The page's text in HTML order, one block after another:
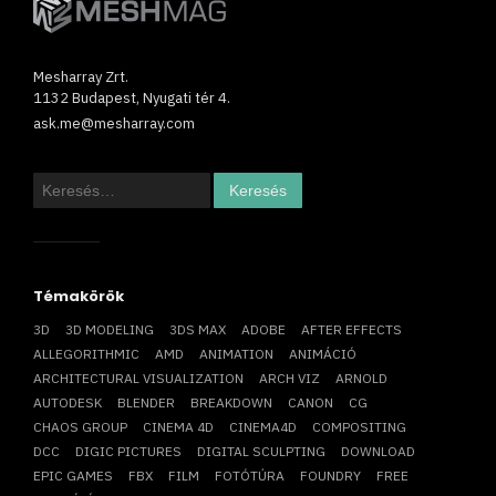
Mesharray Zrt.
1132 Budapest, Nyugati tér 4.
ask.me@mesharray.com
Keresés:
Témakörök
3D 3D MODELING 3DS MAX ADOBE
AFTER EFFECTS
ALLEGORITHMIC
AMD ANIMATION
ANIMÁCIÓ
ARCHITECTURAL VISUALIZATION
ARCH VIZ
ARNOLD
AUTODESK
BLENDER BREAKDOWN CANON
CG
CHAOS GROUP
CINEMA 4D CINEMA4D
COMPOSITING
DCC
DIGIC PICTURES DIGITAL SCULPTING
DOWNLOAD
EPIC GAMES
FBX FILM FOTÓTÚRA FOUNDRY
FREE